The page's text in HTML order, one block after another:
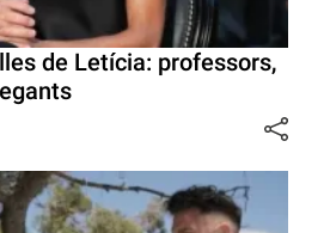
de Letícia: professors,